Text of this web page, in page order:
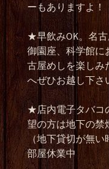
ーもありますよ！
★早飲みOK。名古
御園座、科学館に
古屋めしを楽しみ
へぜひお越し下さ
★店内電子タバコ
望の方は地下の禁
（地下貸切が無
部屋休業中